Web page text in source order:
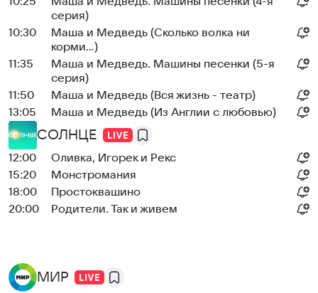
серия)
10:30
Маша и Медведь (Сколько волка ни
корми...)
11:35
Маша и Медведь. Машины песенки (5-я
серия)
11:50
Маша и Медведь (Вся жизнь - театр)
13:05
Маша и Медведь (Из Англии с любовью)
СОЛНЦЕ
12:00
Оливка, Игорек и Рекс
15:20
Монстромания
18:00
Простоквашино
20:00
Родители. Так и живем
МИР